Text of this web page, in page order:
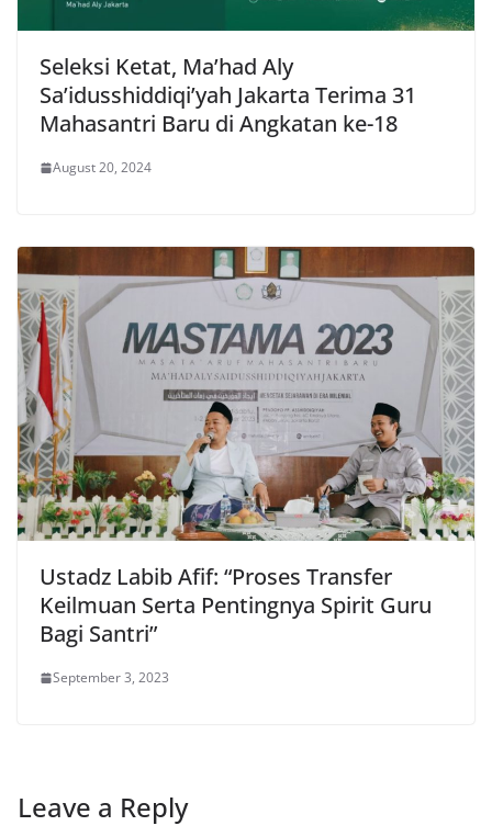
Seleksi Ketat, Ma’had Aly
Sa’idusshiddiqi’yah Jakarta Terima 31
Mahasantri Baru di Angkatan ke-18
August 20, 2024
Ustadz Labib Afif: “Proses Transfer
Keilmuan Serta Pentingnya Spirit Guru
Bagi Santri”
September 3, 2023
Leave a Reply